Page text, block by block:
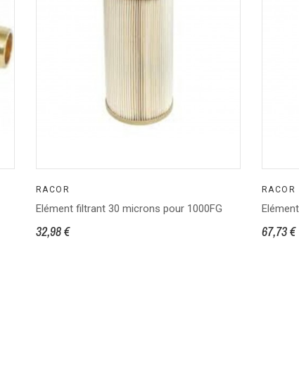
RACOR
Elément filtrant 30 microns pour 1000FG
32,98 €
RACOR
67,73 €